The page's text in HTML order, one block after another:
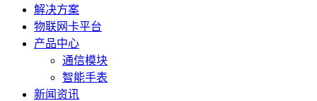
解决方案
物联网卡平台
产品中心
通信模块
智能手表
新闻资讯